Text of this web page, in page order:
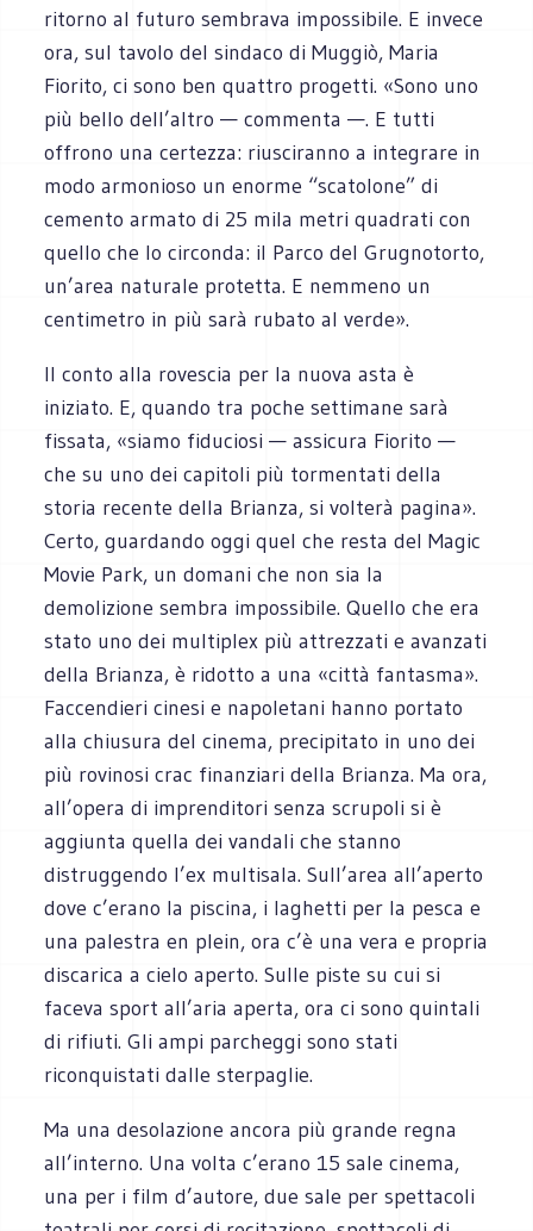
ritorno al futuro sembrava impossibile. E invece
ora, sul tavolo del sindaco di Muggiò, Maria
Fiorito, ci sono ben quattro progetti. «Sono uno
più bello dell’altro — commenta —. E tutti
offrono una certezza: riusciranno a integrare in
modo armonioso un enorme “scatolone” di
cemento armato di 25 mila metri quadrati con
quello che lo circonda: il Parco del Grugnotorto,
un’area naturale protetta. E nemmeno un
centimetro in più sarà rubato al verde».
Il conto alla rovescia per la nuova asta è
iniziato. E, quando tra poche settimane sarà
fissata, «siamo fiduciosi — assicura Fiorito —
che su uno dei capitoli più tormentati della
storia recente della Brianza, si volterà pagina».
Certo, guardando oggi quel che resta del Magic
Movie Park, un domani che non sia la
demolizione sembra impossibile. Quello che era
stato uno dei multiplex più attrezzati e avanzati
della Brianza, è ridotto a una «città fantasma».
Faccendieri cinesi e napoletani hanno portato
alla chiusura del cinema, precipitato in uno dei
più rovinosi crac finanziari della Brianza. Ma ora,
all’opera di imprenditori senza scrupoli si è
aggiunta quella dei vandali che stanno
distruggendo l’ex multisala. Sull’area all’aperto
dove c’erano la piscina, i laghetti per la pesca e
una palestra en plein, ora c’è una vera e propria
discarica a cielo aperto. Sulle piste su cui si
faceva sport all’aria aperta, ora ci sono quintali
di rifiuti. Gli ampi parcheggi sono stati
riconquistati dalle sterpaglie.
Ma una desolazione ancora più grande regna
all’interno. Una volta c’erano 15 sale cinema,
una per i film d’autore, due sale per spettacoli